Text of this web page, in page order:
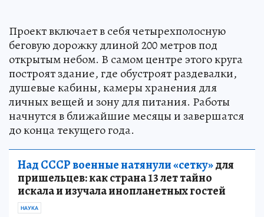
Проект включает в себя четырехполосную
беговую дорожку длиной 200 метров под
открытым небом. В самом центре этого круга
построят здание, где обустроят раздевалки,
душевые кабины, камеры хранения для
личных вещей и зону для питания. Работы
начнутся в ближайшие месяцы и завершатся
до конца текущего года.
Над СССР военные натянули «сетку»для
пришельцев: как страна 13 лет тайно
искала и изучала инопланетных гостей
НАУКА